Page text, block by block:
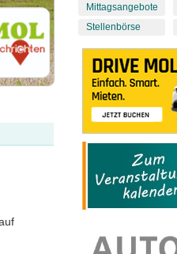
Mittagsangebote
Stellenbörse